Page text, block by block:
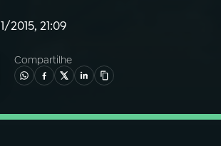
2015, 21:09
Compartilhe